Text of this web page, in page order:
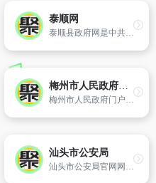
泰顺网
泰顺县政府网是中共浙江省温州市泰顺县委、县政府在国际互联网上建立的网上政务发布中心、公众在线服务中心和对外宣传的重要窗口,也是对外宣传政治、经济和发展等各方面情况,服务百姓,服务企业,服务国内外人士的桥梁,由泰顺县人民政府主办,县电子政务中心制作维护。
梅州市人民政府门户网站
梅州市人民政府门户网站- 世界客都中国梅州
汕头市公安局
汕头市公安局官网网站,网站设置有汕头警讯、网上服务、网上举报采等多个栏目,主要是宣传报道我市公安机关警事警务,以及便民、利民的服务措施,实现“服务措施一网办”的工作要求,将我市警民和谐关系建设推向新的台阶。